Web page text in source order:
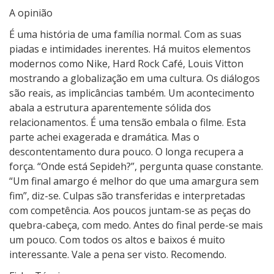
o
u
t
E
l
l
y
)
A opinião
É uma história de uma família normal. Com as suas
piadas e intimidades inerentes. Há muitos elementos
modernos como Nike, Hard Rock Café, Louis Vitton
mostrando a globalização em uma cultura. Os diálogos
são reais, as implicâncias também. Um acontecimento
abala a estrutura aparentemente sólida dos
relacionamentos. É uma tensão embala o filme. Esta
parte achei exagerada e dramática. Mas o
descontentamento dura pouco. O longa recupera a
força. “Onde está Sepideh?”, pergunta quase constante.
“Um final amargo é melhor do que uma amargura sem
fim”, diz-se. Culpas são transferidas e interpretadas
com competência. Aos poucos juntam-se as peças do
quebra-cabeça, com medo. Antes do final perde-se mais
um pouco. Com todos os altos e baixos é muito
interessante. Vale a pena ser visto. Recomendo.